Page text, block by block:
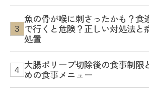
魚の骨が喉に刺さったかも？食
で行くと危険？正しい対処法と
処置
大腸ポリープ切除後の食事制限
めの食事メニュー